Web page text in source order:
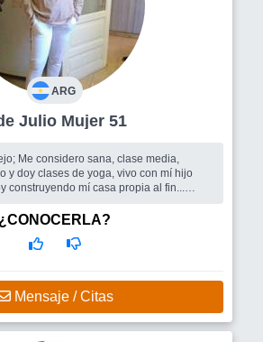
ARG
9 de Julio Mujer 51
Me considero sana, clase media,
y doy clases de yoga, vivo con mí hijo
construyendo mí casa propia al fin...
¿CONOCERLA?
Mensaje / Citas